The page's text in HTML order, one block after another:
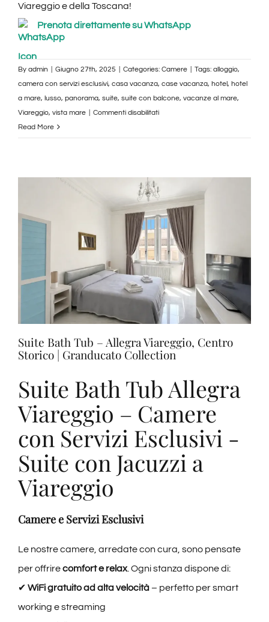
Viareggio e della Toscana!
Prenota direttamente su WhatsApp
By admin Giugno 27th, 2025 Categories: Camere Tags: alloggio,
camera con servizi esclusivi, casa vacanza, case vacanza, hotel, hotel
a mare, lusso, panorama, suite, suite con balcone, vacanze al mare,
Viareggio, vista mare Commenti disabilitatisu
Balcony
Centro
Città
|
Granducato
Collection
Read More
Suite Bath Tub – Allegra Viareggio, Centro
Storico | Granducato Collection
Suite Bath Tub Allegra
Viareggio – Camere
con Servizi Esclusivi -
Suite con Jacuzzi a
Viareggio
Camere e Servizi Esclusivi
Le nostre camere, arredate con cura, sono pensate
per offrirecomfort e relax. Ogni stanza dispone di:
✔ WiFi gratuito ad alta velocità– perfetto per smart
working e streaming